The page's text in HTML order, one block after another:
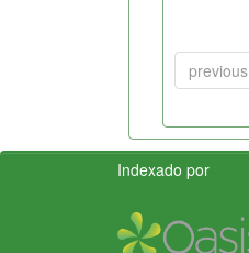
previous
Indexado por